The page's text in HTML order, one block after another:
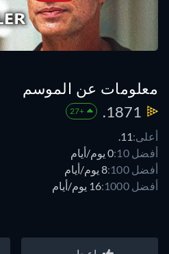
معلومات عن الموسم
1871.
+27
أعلى:11.
أفضل 10:
0 يوم/أيام
أفضل 100:
8 يوم/أيام
أفضل 1000:
16 يوم/أيام